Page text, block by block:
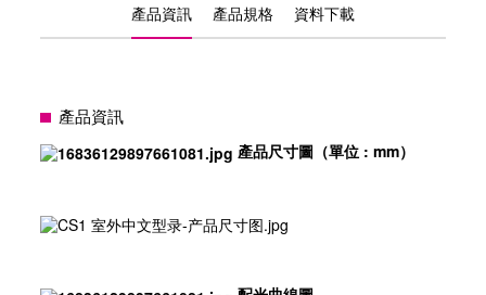
產品資訊 產品規格 資料下載
產品資訊
產品尺寸圖（單位 : mm）